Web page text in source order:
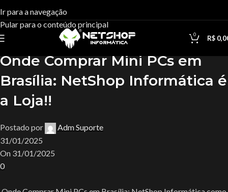
Ir para a navegação
Pular para o conteúdo principal
0 R$
Blog
Uncategorized
Uncategorized
Onde Comprar Mini PCs em
Brasília: NetShop Informática é
a Loja!!
Postado por
Adm Suporte
31/01/2025
On 31/01/2025
0